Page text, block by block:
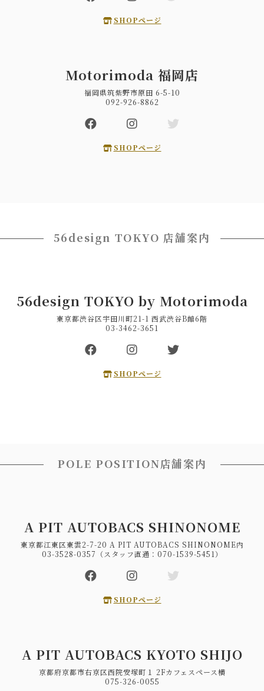
SHOPページ
Motorimoda 福岡店
福岡県筑紫野市原田 6-5-10
092-926-8862
SHOPページ
56design TOKYO 店舗案内
56design TOKYO by Motorimoda
東京都渋谷区宇田川町21-1 西武渋谷B館6階
03-3462-3651
SHOPページ
POLE POSITION店舗案内
A PIT AUTOBACS SHINONOME
東京都江東区東雲2-7-20 A PIT AUTOBACS SHINONOME内
03-3528-0357（スタッフ直通：070-1539-5451）
SHOPページ
A PIT AUTOBACS KYOTO SHIJO
京都府京都市右京区西院安塚町１ 2Fカフェスペース横
075-326-0055